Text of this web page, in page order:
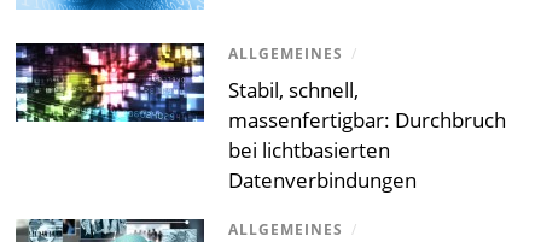
ALLGEMEINES /
Stabil, schnell,
massenfertigbar: Durchbruch
bei lichtbasierten
Datenverbindungen
ALLGEMEINES /